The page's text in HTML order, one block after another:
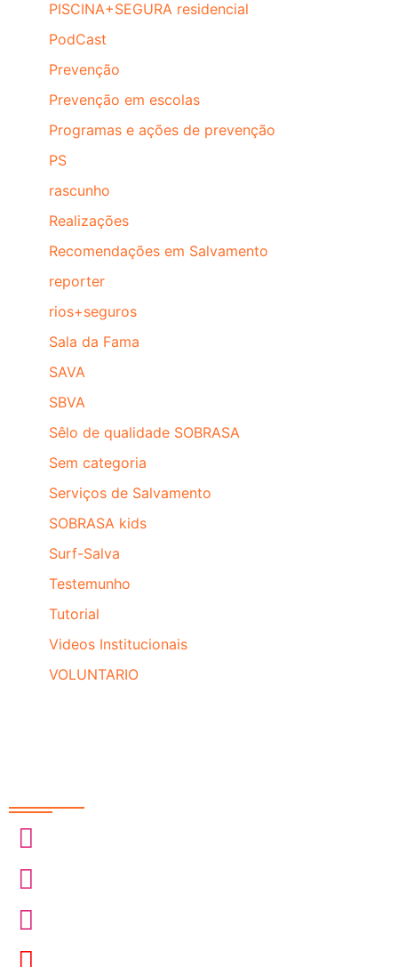
PISCINA+SEGURA residencial
PodCast
Prevenção
Prevenção em escolas
Programas e ações de prevenção
PS
rascunho
Realizações
Recomendações em Salvamento
reporter
rios+seguros
Sala da Fama
SAVA
SBVA
Sêlo de qualidade SOBRASA
Sem categoria
Serviços de Salvamento
SOBRASA kids
Surf-Salva
Testemunho
Tutorial
Videos Institucionais
VOLUNTARIO